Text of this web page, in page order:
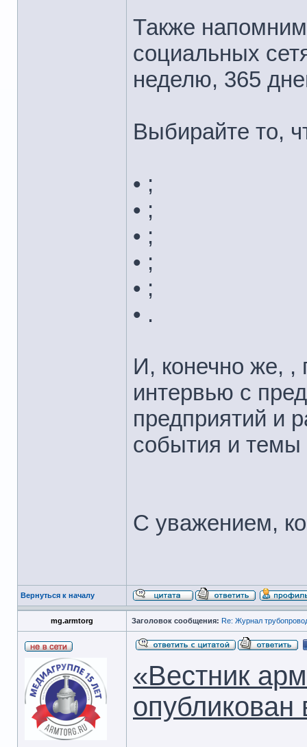
Также
социальных
неделю, 365
Выбирайте то,
• ;
• ;
• ;
• ;
• ;
• .
И, конечно же, ,
интервью с
предприятий и
события и темы
С уважением,
Вернуться к началу
mg.armtorg Заголовок сообщения: Re: Журнал
«Вестник
опубликован